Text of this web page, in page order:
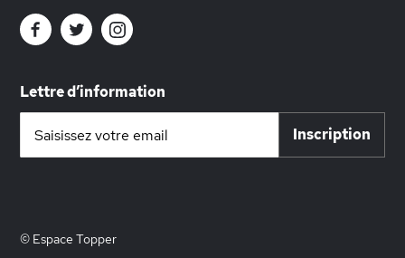
Lettre d’information
notre
Inscription
© Espace Topper